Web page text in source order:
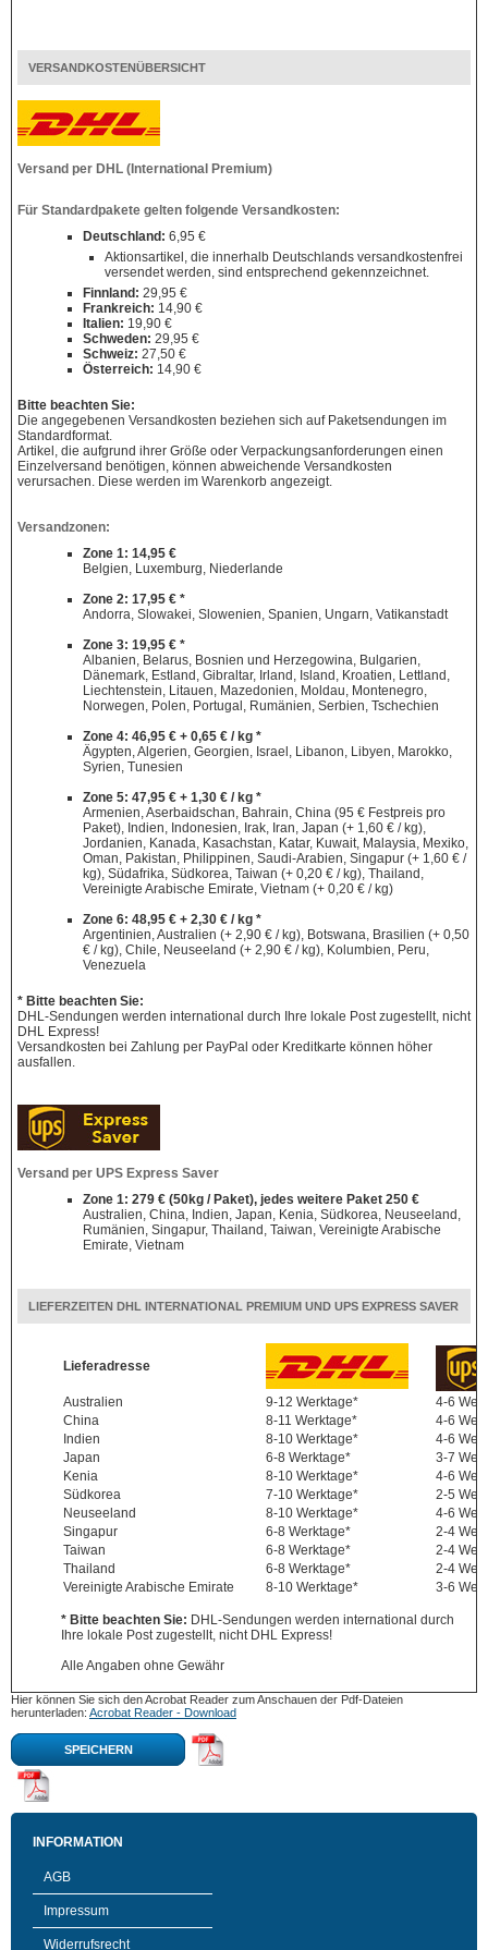
VERSANDKOSTENÜBERSICHT
Versand per DHL (International Premium)
Für Standardpakete gelten folgende Versandkosten:
Deutschland: 6,95 €
Aktionsartikel, die innerhalb Deutschlands versandkostenfrei
versendet werden, sind entsprechend gekennzeichnet.
Finnland: 29,95 €
Frankreich: 14,90 €
Italien: 19,90 €
Schweden: 29,95 €
Schweiz: 27,50 €
Österreich: 14,90 €
Bitte beachten Sie:
Die angegebenen Versandkosten beziehen sich auf Paketsendungen im
Standardformat.
Artikel, die aufgrund ihrer Größe oder Verpackungsanforderungen einen
Einzelversand benötigen, können abweichende Versandkosten
verursachen. Diese werden im Warenkorb angezeigt.
Versandzonen:
Zone 1: 14,95 €
Belgien, Luxemburg, Niederlande
Zone 2: 17,95 € *
Andorra, Slowakei, Slowenien, Spanien, Ungarn, Vatikanstadt
Zone 3: 19,95 € *
Albanien, Belarus, Bosnien und Herzegowina, Bulgarien,
Dänemark, Estland, Gibraltar, Irland, Island, Kroatien, Lettland,
Liechtenstein, Litauen, Mazedonien, Moldau, Montenegro,
Norwegen, Polen, Portugal, Rumänien, Serbien, Tschechien
Zone 4: 46,95 € + 0,65 € / kg *
Ägypten, Algerien, Georgien, Israel, Libanon, Libyen, Marokko,
Syrien, Tunesien
Zone 5: 47,95 € + 1,30 € / kg *
Armenien, Aserbaidschan, Bahrain, China (95 € Festpreis pro
Paket), Indien, Indonesien, Irak, Iran, Japan (+ 1,60 € / kg),
Jordanien, Kanada, Kasachstan, Katar, Kuwait, Malaysia, Mexiko,
Oman, Pakistan, Philippinen, Saudi-Arabien, Singapur (+ 1,60 € /
kg), Südafrika, Südkorea, Taiwan (+ 0,20 € / kg), Thailand,
Vereinigte Arabische Emirate, Vietnam (+ 0,20 € / kg)
Zone 6: 48,95 € + 2,30 € / kg *
Argentinien, Australien (+ 2,90 € / kg), Botswana, Brasilien (+ 0,50
€ / kg), Chile, Neuseeland (+ 2,90 € / kg), Kolumbien, Peru,
Venezuela
* Bitte beachten Sie:
DHL-Sendungen werden international durch Ihre lokale Post zugestellt, nicht
DHL Express!
Versandkosten bei Zahlung per PayPal oder Kreditkarte können höher
ausfallen.
Versand per UPS Express Saver
Zone 1: 279 € (50kg / Paket), jedes weitere Paket 250 €
Australien, China, Indien, Japan, Kenia, Südkorea, Neuseeland,
Rumänien, Singapur, Thailand, Taiwan, Vereinigte Arabische
Emirate, Vietnam
LIEFERZEITEN DHL INTERNATIONAL PREMIUM UND UPS EXPRESS SAVER
Lieferadresse
Australien 9-12 Werktage*
4-6
China
8-11 Werktage*
4-6
Indien
8-10 Werktage*
4-6
Japan
6-8 Werktage*
3-7
Kenia
8-10 Werktage*
4-6
Südkorea
7-10 Werktage*
2-5
Neuseeland
8-10 Werktage*
4-6
Singapur
6-8 Werktage*
2-4
Taiwan
6-8 Werktage*
2-4
Thailand
6-8 Werktage*
2-4
Vereinigte Arabische Emirate
8-10 Werktage* 3-6
* Bitte beachten Sie: DHL-Sendungen werden international durch
Ihre lokale Post zugestellt, nicht DHL Express!
Alle Angaben ohne Gewähr
Hier können Sie sich den Acrobat Reader zum Anschauen der Pdf-Dateien
herunterladen: Acrobat Reader - Download
SPEICHERN
INFORMATION
AGB
Impressum
Widerrufsrecht